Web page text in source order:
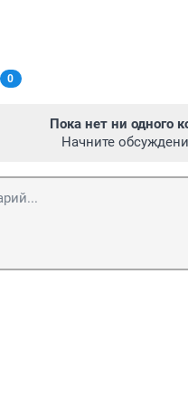
0
Пока нет ни одного
Начните